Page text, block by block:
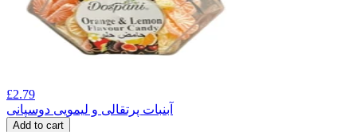
£2.79
آبنبات پرتقالی و لیمویی دوسپانی
Add to cart